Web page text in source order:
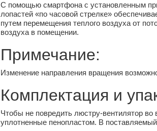
С помощью смартфона с установленным
лопастей «по часовой стрелке»
путем перемещения теплого воздуха от
воздуха в помещении.
Примечание:
Изменение направления вращения
Комплектация и
Чтобы не повредить люстру-вентилятор во
уплотненные пенопластом. В